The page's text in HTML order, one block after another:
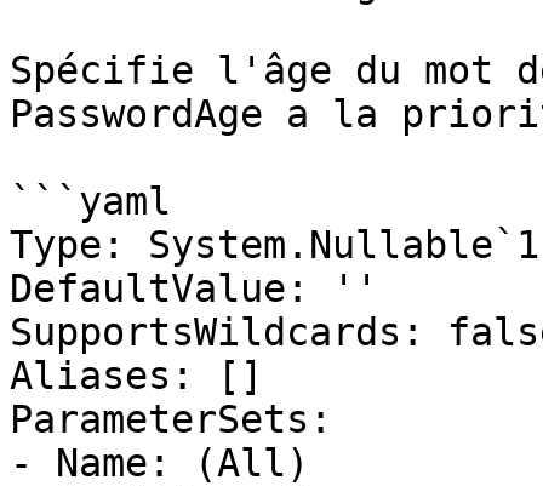
Spécifie l'âge du mot
PasswordAge a la
```yaml
Type:
DefaultValue: ''
SupportsWildcards:
Aliases: []
ParameterSets:
- Name: (All)